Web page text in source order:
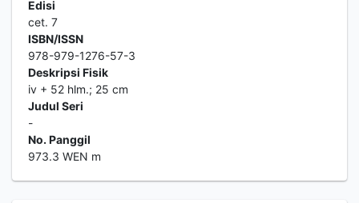
Edisi
cet. 7
ISBN/ISSN
978-979-1276-57-3
Deskripsi Fisik
iv + 52 hlm.; 25 cm
Judul Seri
-
No. Panggil
973.3 WEN m